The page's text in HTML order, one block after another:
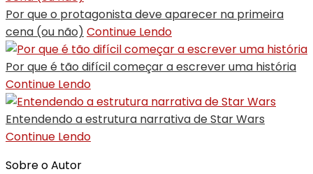
Por que o protagonista deve aparecer na primeira
cena (ou não) Continue Lendo
Por que é tão difícil começar a escrever uma história
Continue Lendo
Entendendo a estrutura narrativa de Star Wars
Continue Lendo
Sobre o Autor